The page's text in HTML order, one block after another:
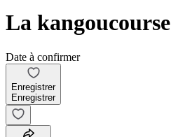
La kangoucourse
Date à confirmer
Enregistrer
Enregistrer